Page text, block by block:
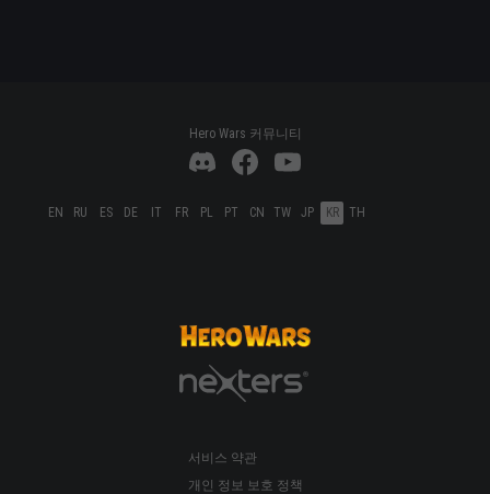
Hero Wars 커뮤니티
EN RU ES DE IT FR PL PT CN TW JP KR TH
서비스 약관
개인 정보 보호 정책